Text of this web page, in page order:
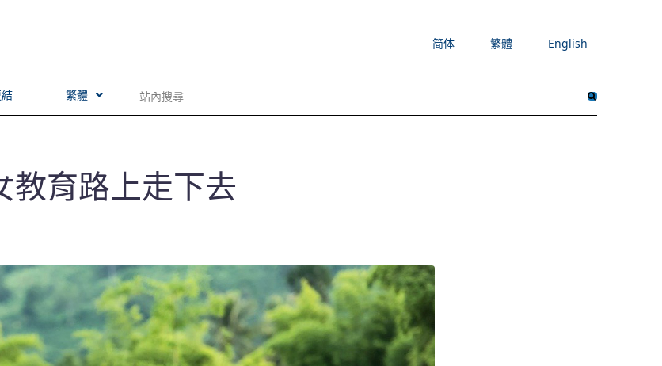
简体 繁體 English
繁體
教育路上走下去